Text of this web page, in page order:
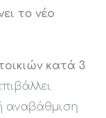
το νέο
κατά 3
αναβάθμιση